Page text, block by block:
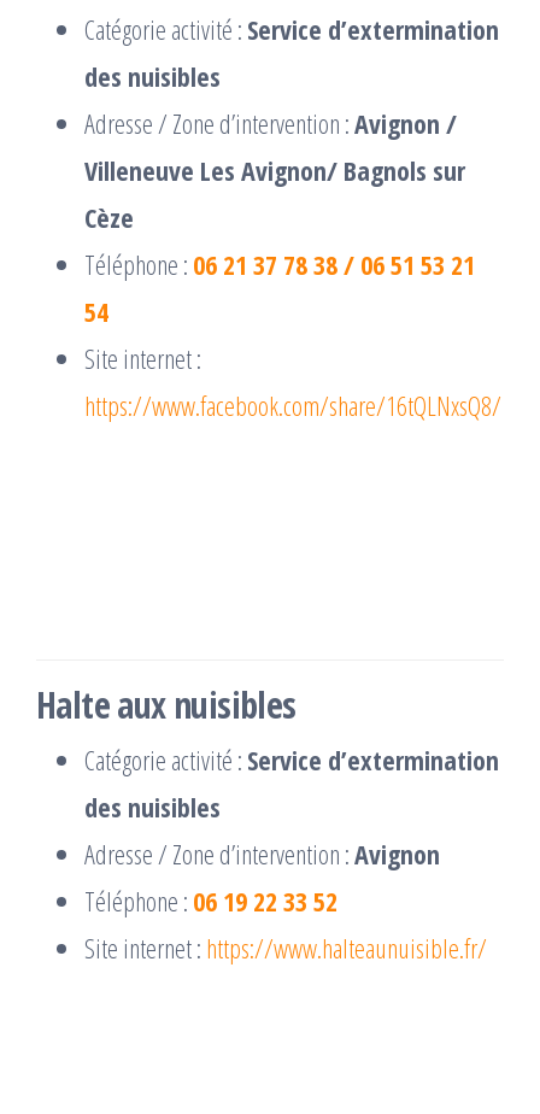
Catégorie activité : Service d’extermination
des nuisibles
Adresse / Zone d’intervention :Avignon /
Villeneuve Les Avignon/ Bagnols sur
Cèze
Téléphone : 06 21 37 78 38 / 06 51 53 21
54
Site internet :
https://www.facebook.com/share/16tQLNxsQ8/
Halte aux nuisibles
Catégorie activité : Service d’extermination
des nuisibles
Adresse / Zone d’intervention :Avignon
Téléphone : 06 19 22 33 52
Site internet : https://www.halteaunuisible.fr/